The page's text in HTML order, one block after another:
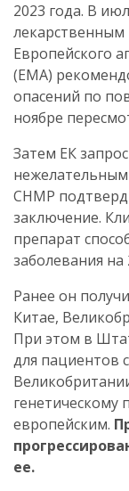
2023 года. В
лекарственным
Европейского
(EMA)
опасений по
ноябре
Затем ЕК
нежелательным
CHMP
заключение.
препарат
заболевания
Ранее он
Китае,
При этом в
для пациентов
генетическому
европейским.
ее.